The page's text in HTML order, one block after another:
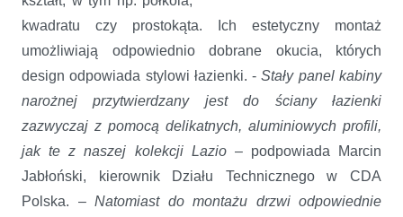
kwadratu czy prostokąta. Ich estetyczny montaż
umożliwiają odpowiednio dobrane okucia, których
design odpowiada stylowi łazienki. -Stały panel kabiny
narożnej przytwierdzany jest do ściany łazienki
zazwyczaj z pomocą delikatnych, aluminiowych profili,
jak te z naszej kolekcji Lazio– podpowiada Marcin
Jabłoński, kierownik Działu Technicznego w CDA
Polska. – Natomiast do montażu drzwi odpowiednie